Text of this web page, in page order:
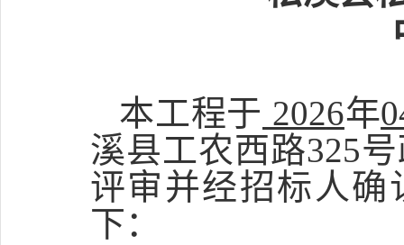
本工程于 2026年
溪县工农西路325
评审并经招标人确
下：